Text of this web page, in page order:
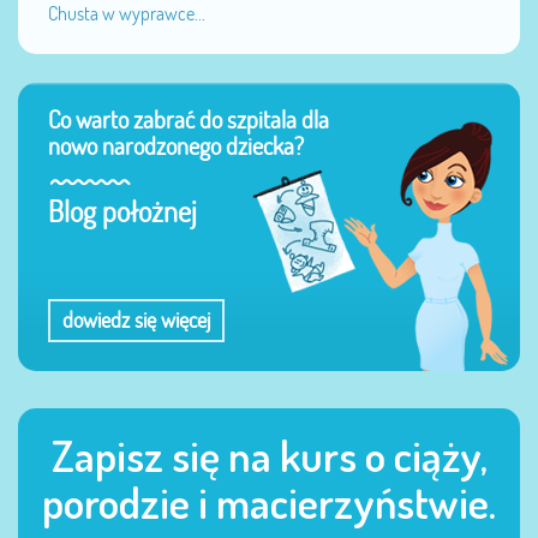
Chusta w wyprawce...
Co warto zabrać do szpitala dla
nowo narodzonego dziecka?
Blog położnej
dowiedz się więcej
Zapisz się na kurs o ciąży,
porodzie i macierzyństwie.